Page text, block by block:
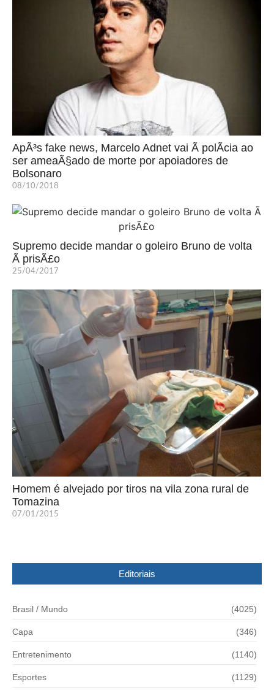
ApÃ³s fake news, Marcelo Adnet vai Ã polÃ­cia ao
ser ameaÃ§ado de morte por apoiadores de
Bolsonaro
08/10/2018
Supremo decide mandar o goleiro Bruno de volta
Ã prisÃ£o
25/04/2017
Homem é alvejado por tiros na vila zona rural de
Tomazina
07/01/2015
Editoriais
Brasil / Mundo (4025)
Capa (346)
Entretenimento (1140)
Esportes (1129)